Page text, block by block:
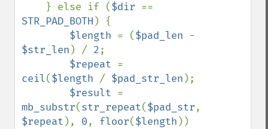
    } else if (
$dir
STR_PAD_BOTH ) {
$length = ($pad_len
$str_len ) / 2;
$repeat
ceil($length / $pad_str_len );
$result
mb_substr(str_repeat($pad_str
$repeat ), 0, floor($length ))